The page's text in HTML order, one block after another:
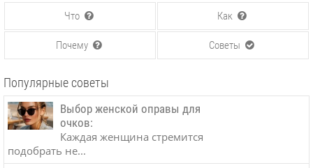
Что Как
Почему Советы
Популярные советы
Выбор женской оправы для
очков:
Каждая женщина стремится
подобрать не...